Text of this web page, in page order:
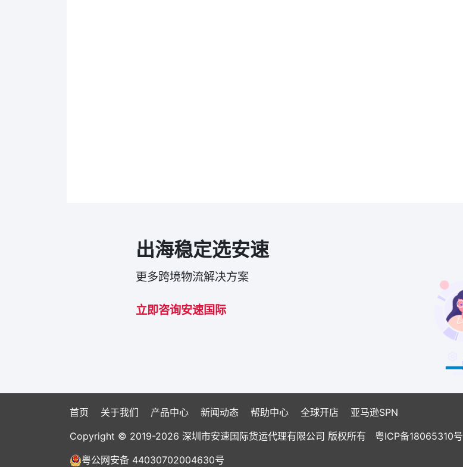
出海稳定选安速
更多跨境物流解决方案
立即咨询安速国际
首页 关于我们 产品中心 新闻动态 帮助中心 全球开店
亚马逊SPN
Copyright © 2019-2026 深圳市安速国际货运代理有限公司 版权所有 粤ICP备18065310号
粤公网安备 44030702004630号